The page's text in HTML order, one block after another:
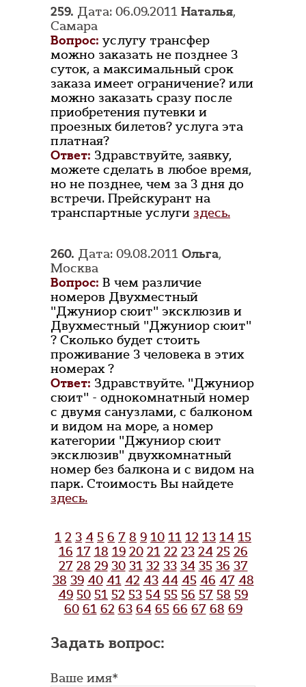
259. Дата: 06.09.2011 Наталья,
Самара
Вопрос: услугу трансфер
можно заказать не позднее 3
суток, а максимальный срок
заказа имеет ограничение? или
можно заказать сразу после
приобретения путевки и
проезных билетов? услуга эта
платная?
Ответ: Здравствуйте, заявку,
можете сделать в любое время,
но не позднее, чем за 3 дня до
встречи. Прейскурант на
транспартные услуги здесь.
260. Дата: 09.08.2011 Ольга,
Москва
Вопрос: В чем различие
номеров Двухместный
"Джуниор сюит" эксклюзив и
Двухместный "Джуниор сюит"
? Сколько будет стоить
проживание 3 человека в этих
номерах ?
Ответ: Здравствуйте. "Джуниор
сюит" - однокомнатный номер
с двумя санузлами, с балконом
и видом на море, а номер
категории "Джуниор сюит
эксклюзив" двухкомнатный
номер без балкона и с видом на
парк. Стоимость Вы найдете
здесь.
1 2 3 4 5 6 7 8 9 10 11 12 13 14 15
16 17 18 19 20 21 22 23 24 25 26
27 28 29 30 31 32 33 34 35 36 37
38 39 40 41 42 43 44 45 46 47 48
49 50 51 52 53 54 55 56 57 58 59
60 61 62 63 64 65 66 67 68 69
Задать вопрос:
Ваше имя*